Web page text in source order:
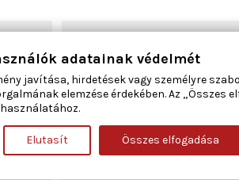
70
Szívócső
125
adatainak védelmét
javítása, hirdetések vagy személyre
elemzése érdekében. Az „Összes
Elutasít Összes elfogadása